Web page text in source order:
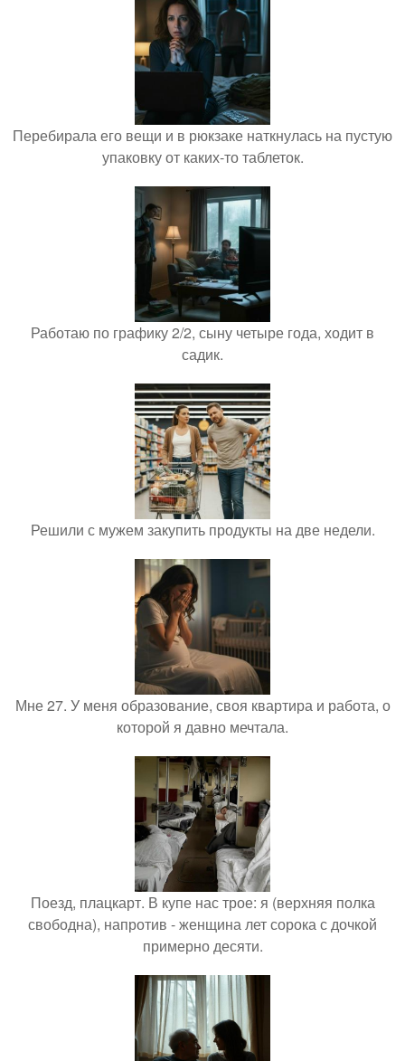
Перебирала его вещи и в рюкзаке наткнулась на пустую
упаковку от каких-то таблеток.
Работаю по графику 2/2, сыну четыре года, ходит в
садик.
Решили с мужем закупить продукты на две недели.
Мне 27. У меня образование, своя квартира и работа, о
которой я давно мечтала.
Поезд, плацкарт. В купе нас трое: я (верхняя полка
свободна), напротив - женщина лет сорока с дочкой
примерно десяти.